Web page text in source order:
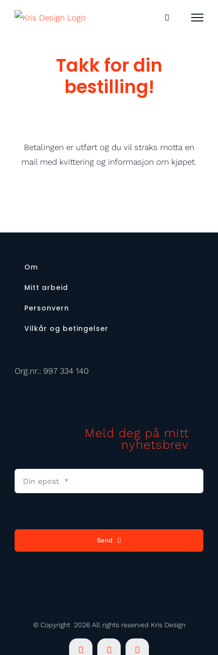
Takk for din
bestilling!
Betalingen er utført og du vil straks motta en
mail med kvittering og informasjon om kjøpet.
Om
Mitt arbeid
Personvern
Vilkår og betingelser
Org.nr.: 997 334 140
Meld deg på mitt
nyhetsbrev
Send
© Copyright 2026 All rights reserved Kris Design